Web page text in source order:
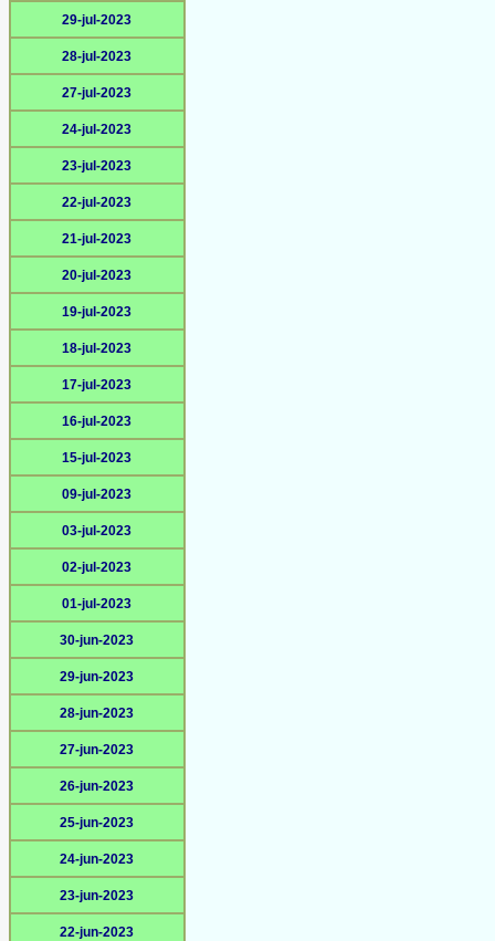
29-jul-2023
28-jul-2023
27-jul-2023
24-jul-2023
23-jul-2023
22-jul-2023
21-jul-2023
20-jul-2023
19-jul-2023
18-jul-2023
17-jul-2023
16-jul-2023
15-jul-2023
09-jul-2023
03-jul-2023
02-jul-2023
01-jul-2023
30-jun-2023
29-jun-2023
28-jun-2023
27-jun-2023
26-jun-2023
25-jun-2023
24-jun-2023
23-jun-2023
22-jun-2023